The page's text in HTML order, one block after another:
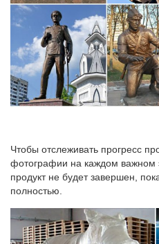
Чтобы отслеживать прогресс
фотографии на каждом важном
продукт не будет завершен,
полностью.